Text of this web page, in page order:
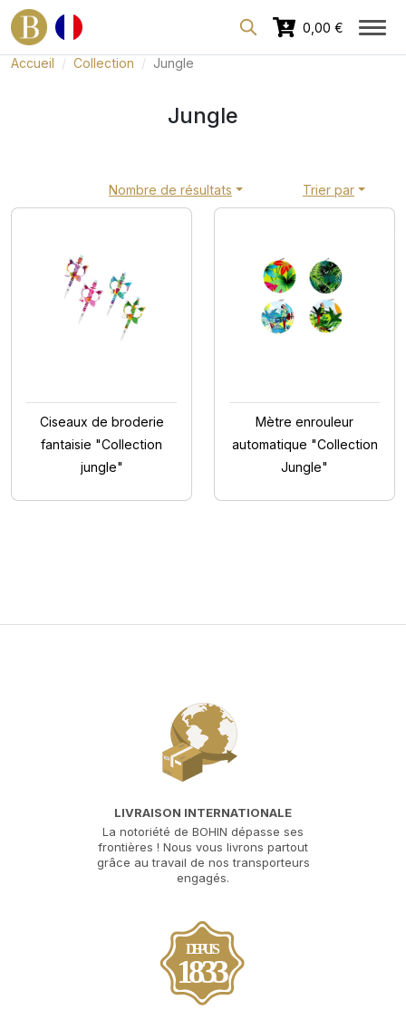
Espace dédié aux professionnels
0,00 €
Accueil Collection Jungle
Jungle
Trier par
Nombre de résultats
Ciseaux de broderie
fantaisie "Collection
jungle"
Mètre enrouleur
automatique "Collection
Jungle"
LIVRAISON INTERNATIONALE
La notoriété de BOHIN dépasse ses
frontières ! Nous vous livrons partout
grâce au travail de nos transporteurs
engagés.
DEPUIS
1833